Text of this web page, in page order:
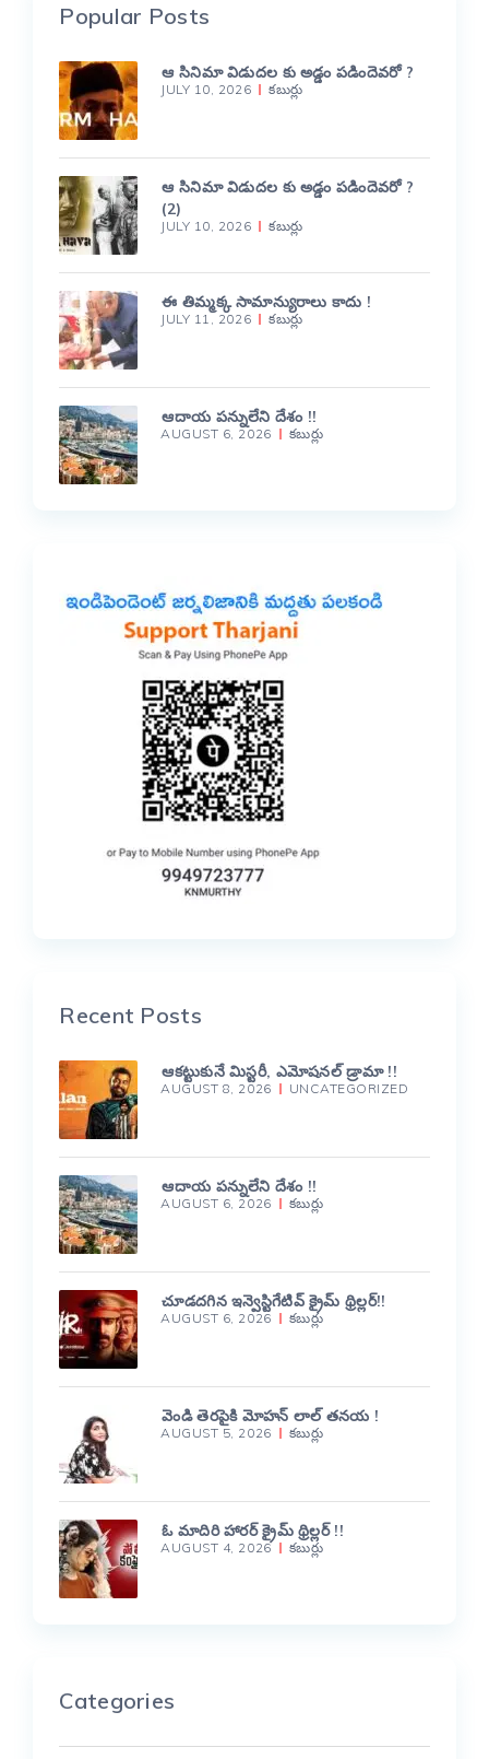
Popular Posts
ఆ సినిమా విడుదల కు అడ్డం పడిందెవరో ?
JULY 10, 2026 కబుర్లు
ఆ సినిమా విడుదల కు అడ్డం పడిందెవరో ?
(2)
JULY 10, 2026 కబుర్లు
ఈ తిమ్మక్క సామాన్యురాలు కాదు !
JULY 11, 2026 కబుర్లు
ఆదాయ పన్నులేని దేశం !!
AUGUST 6, 2026 కబుర్లు
Recent Posts
ఆకట్టుకునే మిస్టరీ, ఎమోషనల్ డ్రామా !!
AUGUST 8, 2026 UNCATEGORIZED
ఆదాయ పన్నులేని దేశం !!
AUGUST 6, 2026 కబుర్లు
చూడదగిన ఇన్వెస్టిగేటివ్ క్రైమ్ థ్రిల్లర్!!
AUGUST 6, 2026 కబుర్లు
వెండి తెరపైకి మోహన్ లాల్ తనయ !
AUGUST 5, 2026 కబుర్లు
ఓ మాదిరి హారర్ క్రైమ్ థ్రిల్లర్ !!
AUGUST 4, 2026 కబుర్లు
Categories